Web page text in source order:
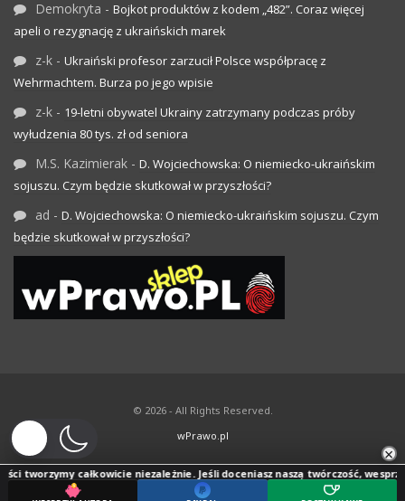
Demokryta - Bojkot produktów z kodem „482”. Coraz więcej
apeli o rezygnację z ukraińskich marek
z-k - Ukraiński profesor zarzucił Polsce współpracę z
Wehrmachtem. Burza po jego wpisie
z-k - 19-letni obywatel Ukrainy zatrzymany podczas próby
wyłudzenia 80 tys. zł od seniora
M.S. Kazimierak - D. Wojciechowska: O niemiecko-ukraińskim
sojuszu. Czym będzie skutkował w przyszłości?
ad - D. Wojciechowska: O niemiecko-ukraińskim sojuszu. Czym
będzie skutkował w przyszłości?
© 2026 - All Rights Reserved.
wPrawo.pl
×
tworzymy całkowicie niezależnie. Jeśli doceniasz naszą twórczość, wesprzyj